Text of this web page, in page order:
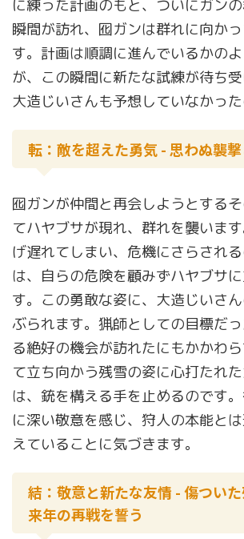
に練った計画のもと、ついにガン
瞬間が訪れ、囮ガンは群れに向か
す。計画は順調に進んでいるかの
が、この瞬間に新たな試練が待ち受
大造じいさんも予想していなかった
転：敵を超えた勇気 - 思わぬ襲
囮ガンが仲間と再会しようとする
てハヤブサが現れ、群れを襲いま
げ遅れてしまい、危機にさらされ
は、自らの危険を顧みずハヤブサ
す。この勇敢な姿に、大造じいさ
ぶられます。猟師としての目標だ
る絶好の機会が訪れたにもかかわ
て立ち向かう残雪の姿に心打たれ
は、銃を構える手を止めるのです
に深い敬意を感じ、狩人の本能と
えていることに気づきます。
結：敬意と新たな友情 - 傷ついた
来年の再戦を誓う